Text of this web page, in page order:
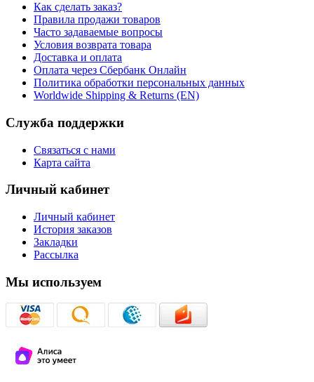
Как сделать заказ?
Правила продажи товаров
Часто задаваемые вопросы
Условия возврата товара
Доставка и оплата
Оплата через Сбербанк Онлайн
Политика обработки персональных данных
Worldwide Shipping & Returns (EN)
Служба поддержки
Связаться с нами
Карта сайта
Личный кабинет
Личный кабинет
История заказов
Закладки
Рассылка
Мы используем